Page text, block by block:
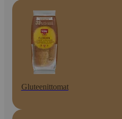
Gluteenittomat